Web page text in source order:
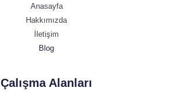
Anasayfa
Hakkımızda
İletişim
Blog
Çalışma Alanları